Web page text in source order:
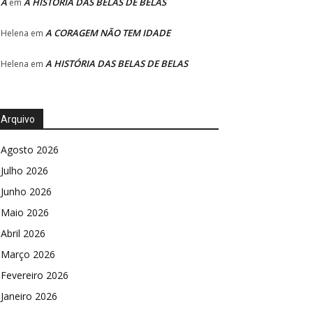
em
Helena em A CORAGEM NÃO TEM IDADE
Helena em A HISTÓRIA DAS BELAS DE BELAS
Arquivo
Agosto 2026
Julho 2026
Junho 2026
Maio 2026
Abril 2026
Março 2026
Fevereiro 2026
Janeiro 2026